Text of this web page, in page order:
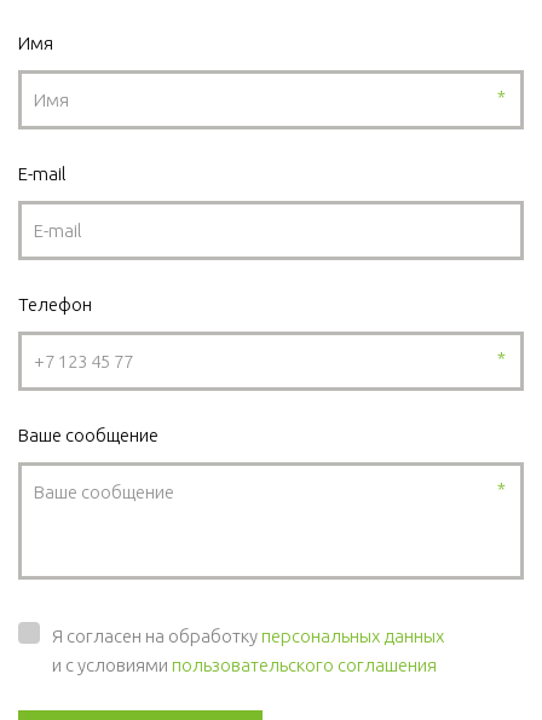
Имя
*
E-mail
Телефон
*
Ваше сообщение
*
Я согласен на обработкуперсональных данных
и с условиями пользовательского соглашения